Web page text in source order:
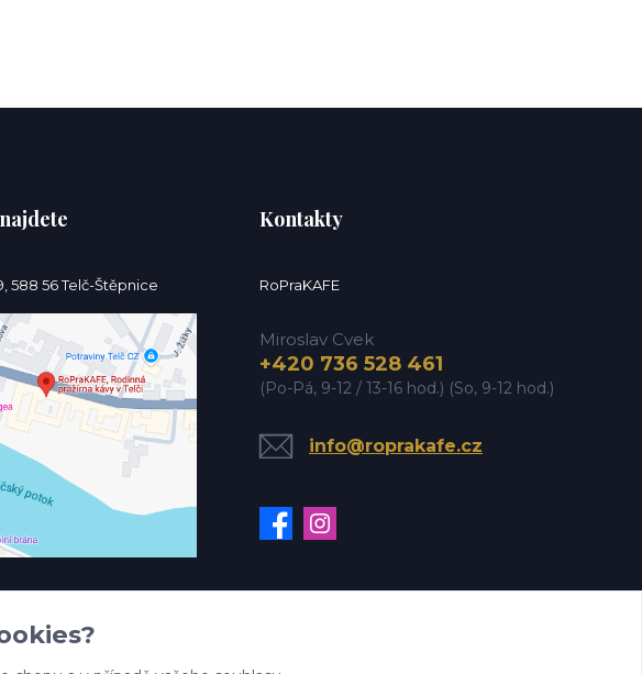
588 56 Telč-Štěpnice
Kontakty
RoPraKAFE
Miroslav Cvek
+420 736 528 461
(Po-Pá, 9-12 / 13-16 hod.) (So, 9-12 hod.)
info@roprakafe.cz